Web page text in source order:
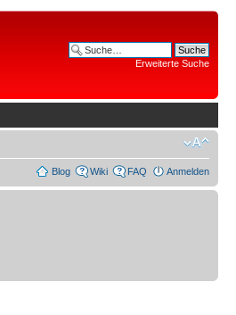
Erweiterte Suche
Blog Wiki FAQ Anmelden